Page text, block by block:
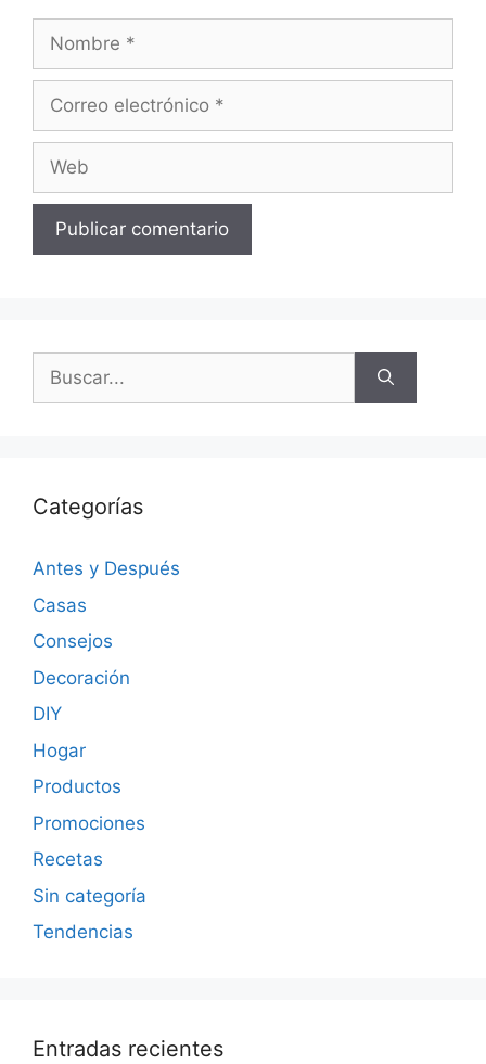
Categorías
Antes y Después
Casas
Consejos
Decoración
DIY
Hogar
Productos
Promociones
Recetas
Sin categoría
Tendencias
Entradas recientes